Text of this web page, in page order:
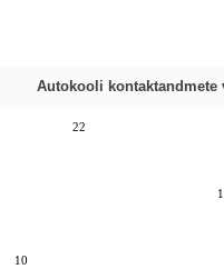
Autokooli
10
22